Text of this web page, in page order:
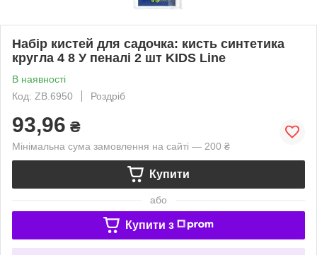
Набір кистей для садочка: кисть синтетика
кругла 4 8 У пеналі 2 шт KIDS Line
В наявності
Код: ZB.6950
Роздріб
93,96 ₴
Мінімальна сума замовлення на сайті — 200 ₴
Купити
або
Купити з